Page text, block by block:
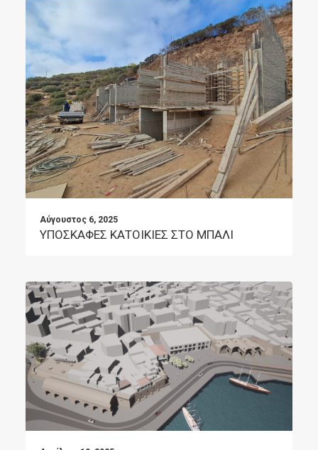
Αύγουστος 6, 2025
ΥΠΟΣΚΑΦΕΣ ΚΑΤΟΙΚΙΕΣ ΣΤΟ ΜΠΑΛΙ